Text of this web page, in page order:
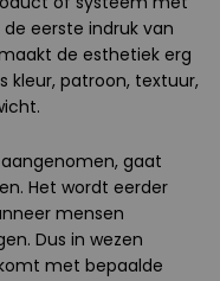
eerste indruk van
de esthetiek erg
kleur, patroon, textuur,
gaat
Het wordt eerder
mensen
Dus in wezen
met bepaalde